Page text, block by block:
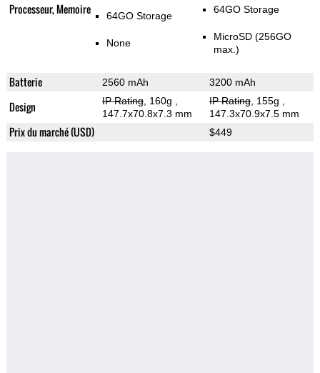
Processeur, Memoire 64GO Storage
None
64GO Storage
MicroSD (256GO
max.)
Batterie 2560 mAh 3200 mAh
Design IP Rating, 160g
147.7x70.8x7.3 mm
IP Rating, 155g
147.3x70.9x7.5 mm
Prix du marché (USD) $449